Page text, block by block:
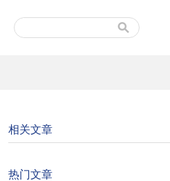
相关文章
热门文章